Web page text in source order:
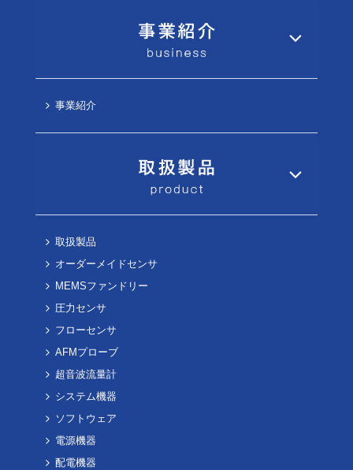
事業紹介
取扱製品
オーダーメイドセンサ
MEMSファンドリー
圧力センサ
フローセンサ
AFMプローブ
超音波流量計
システム機器
ソフトウェア
電源機器
配電機器